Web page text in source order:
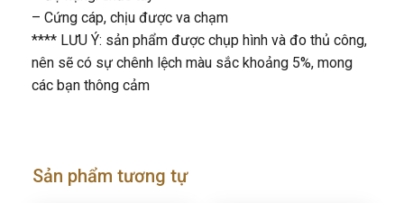
– Cứng cáp, chịu được va chạm
**** LƯU Ý: sản phẩm được chụp hình và đo thủ công,
nên sẽ có sự chênh lệch màu sắc khoảng 5%, mong
các bạn thông cảm
Sản phẩm tương tự